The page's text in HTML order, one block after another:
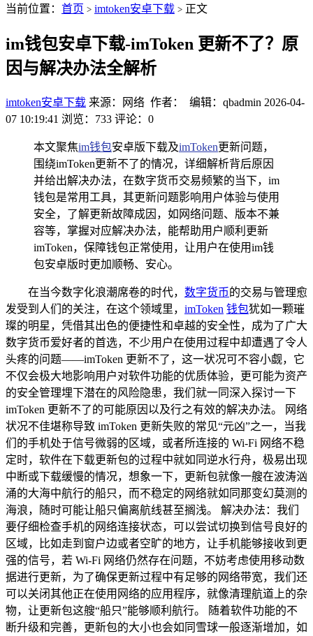
当前位置： 首页 > imtoken安卓下载 > 正文
im钱包安卓下载-imToken 更新不了？原
因与解决办法全解析
imtoken安卓下载 来源：网络 作者： 编辑：qbadmin 2026-04-
07 10:19:41 浏览：733 评论：0
本文聚焦im钱包安卓版下载及imToken更新问题，
围绕imToken更新不了的情况，详细解析背后原因
并给出解决办法，在数字货币交易频繁的当下，im
钱包是常用工具，其更新问题影响用户体验与使用
安全，了解更新故障成因，如网络问题、版本不兼
容等，掌握对应解决办法，能帮助用户顺利更新
imToken，保障钱包正常使用，让用户在使用im钱
包安卓版时更加顺畅、安心。
在当今数字化浪潮席卷的时代， 数字货币的交易与管理愈
发受到人们的关注，在这个领域里， imToken 钱包犹如一颗璀
璨的明星，凭借其出色的便捷性和卓越的安全性，成为了广大
数字货币爱好者的首选，不少用户在使用过程中却遭遇了令人
头疼的问题——imToken 更新不了，这一状况可不容小觑，它
不仅会极大地影响用户对软件功能的优质体验，更可能为资产
的安全管理埋下潜在的风险隐患，我们就一同深入探讨一下
imToken 更新不了的可能原因以及行之有效的解决办法。 网络
状况不佳堪称导致 imToken 更新失败的常见“元凶”之一，当我
们的手机处于信号微弱的区域，或者所连接的 Wi-Fi 网络不稳
定时，软件在下载更新包的过程中就如同逆水行舟，极易出现
中断或下载缓慢的情况，想象一下，更新包就像一艘在波涛汹
涌的大海中航行的船只，而不稳定的网络就如同那变幻莫测的
海浪，随时可能让船只偏离航线甚至搁浅。 解决办法：我们
要仔细检查手机的网络连接状态，可以尝试切换到信号良好的
区域，比如走到窗户边或者空旷的地方，让手机能够接收到更
强的信号，若 Wi-Fi 网络仍然存在问题，不妨考虑使用移动数
据进行更新，为了确保更新过程中有足够的网络带宽，我们还
可以关闭其他正在使用网络的应用程序，就像清理航道上的杂
物，让更新包这艘“船只”能够顺利航行。 随着软件功能的不
断升级和完善，更新包的大小也会如同雪球一般逐渐增加，如